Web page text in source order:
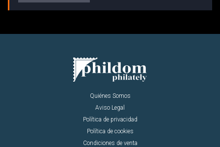
Quiénes Somos
Aviso Legal
Política de privacidad
Política de cookies
Condiciones de venta